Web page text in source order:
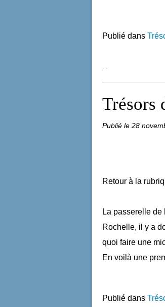
Publié dans
Trésors
Publié le 28
Retour à la
La passerelle
Rochelle, il y a
quoi faire une
En voilà une
Publié dans